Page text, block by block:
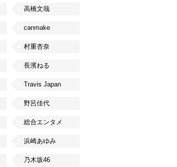
高橋文哉
canmake
村重杏奈
長濱ねる
Travis Japan
野呂佳代
総合エンタメ
浜崎あゆみ
乃木坂46